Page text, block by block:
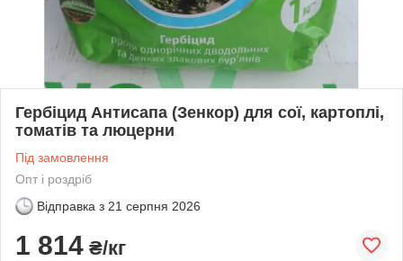
Гербіцид Антисапа (Зенкор) для сої, картоплі,
томатів та люцерни
Під замовлення
Опт і роздріб
Відправка з 21 серпня 2026
1 814 ₴/кг